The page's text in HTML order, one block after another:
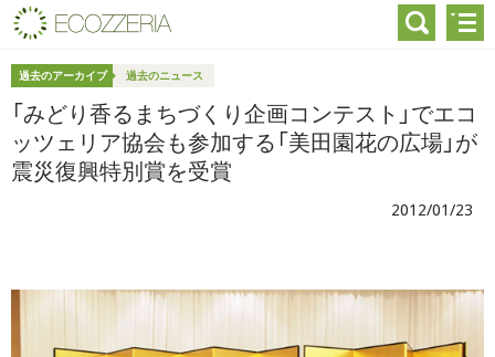
過去のアーカイブ 過去のニュース
「みどり香るまちづくり企画コンテスト」でエコ
ッツェリア協会も参加する「美田園花の広場」が
震災復興特別賞を受賞
2012/01/23